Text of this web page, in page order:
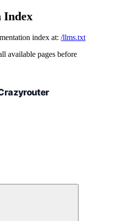
Index
index at: /llms.txt
available pages before